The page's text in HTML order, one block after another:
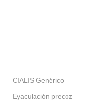
CIALIS Genérico
Eyaculación precoz